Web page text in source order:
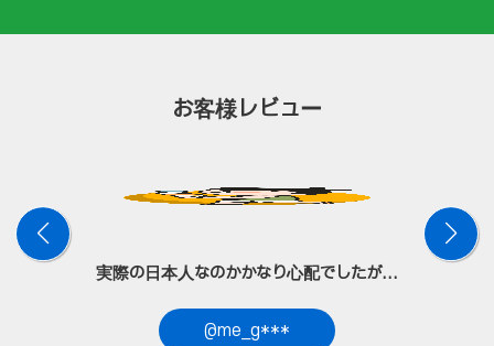
お客様レビュー
実際の日本人なのかかなり心配でしたが...
@me_g***